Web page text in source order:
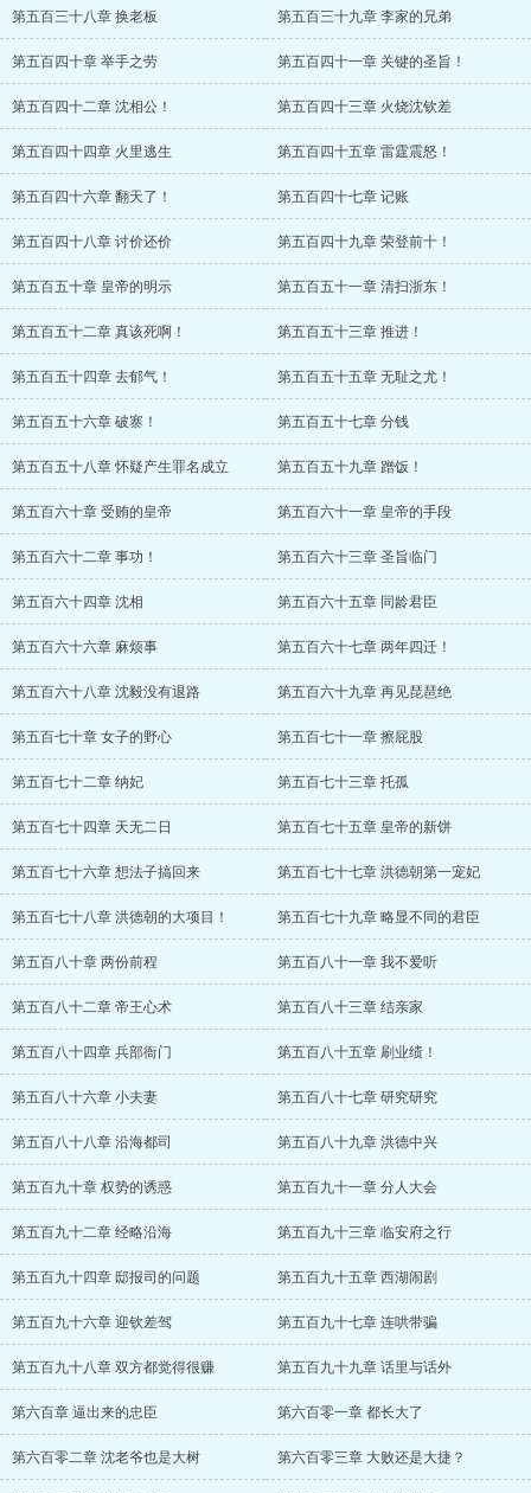
第五百三十八章 换老板 第五百三十九章 李家的兄弟
第五百四十章 举手之劳 第五百四十一章 关键的圣旨！
第五百四十二章 沈相公！ 第五百四十三章 火烧沈钦差
第五百四十四章 火里逃生 第五百四十五章 雷霆震怒！
第五百四十六章 翻天了！ 第五百四十七章 记账
第五百四十八章 讨价还价 第五百四十九章 荣登前十！
第五百五十章 皇帝的明示 第五百五十一章 清扫浙东！
第五百五十二章 真该死啊！ 第五百五十三章 推进！
第五百五十四章 去郁气！ 第五百五十五章 无耻之尤！
第五百五十六章 破寨！ 第五百五十七章 分钱
第五百五十八章 怀疑产生罪名成立 第五百五十九章 蹭饭！
第五百六十章 受贿的皇帝 第五百六十一章 皇帝的手段
第五百六十二章 事功！ 第五百六十三章 圣旨临门
第五百六十四章 沈相 第五百六十五章 同龄君臣
第五百六十六章 麻烦事 第五百六十七章 两年四迁！
第五百六十八章 沈毅没有退路 第五百六十九章 再见琵琶绝
第五百七十章 女子的野心 第五百七十一章 擦屁股
第五百七十二章 纳妃 第五百七十三章 托孤
第五百七十四章 天无二日 第五百七十五章 皇帝的新饼
第五百七十六章 想法子搞回来 第五百七十七章 洪德朝第一宠妃
第五百七十八章 洪德朝的大项目！ 第五百七十九章 略显不同的君臣
第五百八十章 两份前程 第五百八十一章 我不爱听
第五百八十二章 帝王心术 第五百八十三章 结亲家
第五百八十四章 兵部衙门 第五百八十五章 刷业绩！
第五百八十六章 小夫妻 第五百八十七章 研究研究
第五百八十八章 沿海都司 第五百八十九章 洪德中兴
第五百九十章 权势的诱惑 第五百九十一章 分人大会
第五百九十二章 经略沿海 第五百九十三章 临安府之行
第五百九十四章 邸报司的问题 第五百九十五章 西湖闹剧
第五百九十六章 迎钦差驾 第五百九十七章 连哄带骗
第五百九十八章 双方都觉得很赚 第五百九十九章 话里与话外
第六百章 逼出来的忠臣 第六百零一章 都长大了
第六百零二章 沈老爷也是大树 第六百零三章 大败还是大捷？